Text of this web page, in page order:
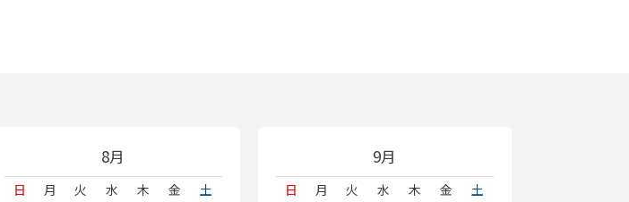
8月
日 月 火 水 木 金 土
9月
日 月 火 水 木 金 土